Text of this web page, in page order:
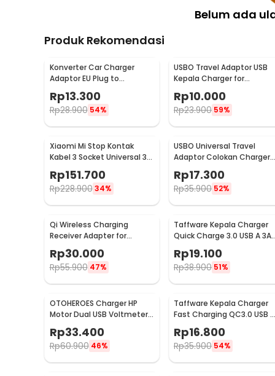
Belum ada
Produk Rekomendasi
Konverter Car Charger
Adaptor EU Plug to
Cigarette Socket 12V
500mA - KYA109
Rp13.300
Rp28.900 54%
USBO Travel Adaptor USB
Kepala Charger for
U90EWE
Rp10.000
Rp23.900 59%
Xiaomi Mi Stop Kontak
Kabel 3 Socket Universal 3
XMCXB01QMN (ORIGINAL)
Rp151.700
Rp228.900 34%
USBO Universal Travel
Adaptor Colokan Charger
Adapter 1000W - 931L
Rp17.300
Rp35.900 52%
Qi Wireless Charging
Receiver Adapter for
Smartphone USB Type C -
P9
Rp30.000
Rp55.900 47%
Taffware Kepala Charger
Quick Charge 3.0 USB A 3A
Rp19.100
Rp38.900 51%
OTOHEROES Charger HP
Motor Dual USB Voltmeter
Waterproof 4.2A - Y451
Rp33.400
Rp60.900 46%
Taffware Kepala Charger
Fast Charging QC3.0 USB A
EU Plug 3A 18W - TE-007
Rp16.800
Rp35.900 54%